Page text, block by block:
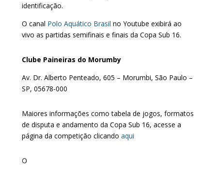
identificação.
O canal Polo Aquático Brasil no Youtube exibirá ao
vivo as partidas semifinais e finais da Copa Sub 16.
Clube Paineiras do Morumby
Av. Dr. Alberto Penteado, 605 – Morumbi, São Paulo –
SP, 05678-000
Maiores informações como tabela de jogos, formatos
de disputa e andamento da Copa Sub 16, acesse a
página da competição clicando aqui
O